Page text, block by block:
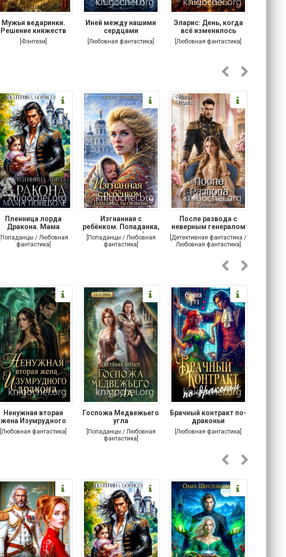
Мужья ведаринки.
Решение княжеств
[Фэнтези]
Иней между нашими
сердцами
[Любовная фантастика]
Эларис: День, когда
всё изменилось
[Любовная фантастика]
Пленница лорда
Дракона. Мама
поневоле
[Попаданцы / Любовная
фантастика]
Изгнанная с
ребёнком. Попаданка,
ты сможешь!
[Попаданцы / Любовная
фантастика]
После развода с
неверным генералом
драконов
[Детективная фантастика /
Любовная фантастика]
Ненужная вторая
жена Изумрудного
дракона
[Любовная фантастика]
Госпожа Медвежьего
угла
[Попаданцы / Любовная
фантастика]
Брачный контракт по-
драконьи
[Любовная фантастика]